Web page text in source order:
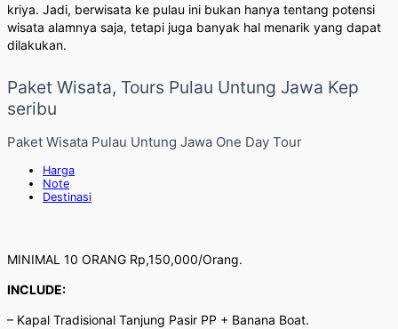
kriya. Jadi, berwisata ke pulau ini bukan hanya tentang potensi
wisata alamnya saja, tetapi juga banyak hal menarik yang dapat
dilakukan.
Paket Wisata, Tours Pulau Untung Jawa Kep
seribu
Paket Wisata Pulau Untung Jawa One Day Tour
Harga
Note
Destinasi
MINIMAL 10 ORANG Rp,150,000/Orang.
INCLUDE:
– Kapal Tradisional Tanjung Pasir PP + Banana Boat.